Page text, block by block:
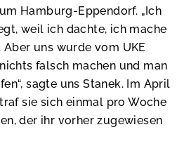
Hamburg-Eppendorf. „Ich
weil ich dachte, ich mache
uns wurde vom UKE
falsch machen und man
sagte uns Stanek. Im April
sie sich einmal pro Woche
der ihr vorher zugewiesen